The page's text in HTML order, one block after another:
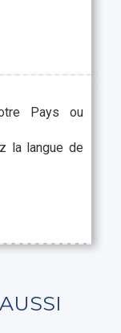
Pays ou
la langue de